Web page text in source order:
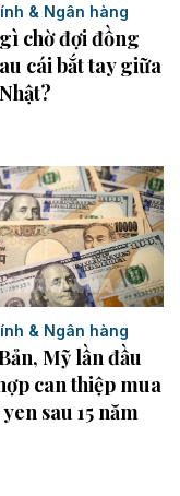
& Ngân hàng
chờ đợi đồng
cái bắt tay giữa
& Ngân hàng
Mỹ lần đầu
can thiệp mua
sau 15 năm